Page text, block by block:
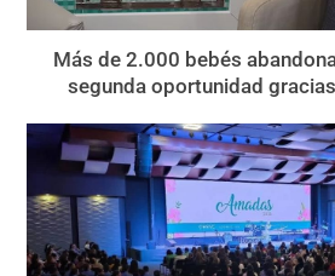
Más de 2.000 bebés
segunda oportunidad gracias